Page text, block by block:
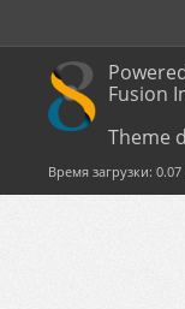
Fusion
Theme
Время загрузки: